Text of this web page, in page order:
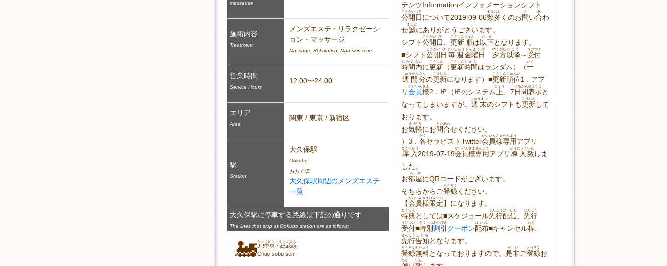
テンツInformationインフォメーションシフト
公開
こうかい
日
び
について2019-09-06数
すう
多
おお
くのお問
と
い合
あ
わ
せ誠
まこと
にありがとうございます。
シフト公開
こうかい
日
び
、 更新
こうしん
順
じゅん
は以下
いか
となります。
■シフト公開
こうかい
日
び
毎週
まいしゅう
金曜日
きんようび
夕方
ゆうがた
以降
いこう
～受付
うけつけ
時間
じかん
内
ない
に更新
こうしん
（更新
こうしん
時間
じかん
はランダム）（一
いち
週間
しゅうかん
分
ぶん
の更新
こうしん
になります）■更新
こうしん
順位
じゅんい
1．アプ
リ会員
かいいん
様
さま
2．㏋（㏋のシステム上
じょう
、7日間
にちかん
表示
ひょうじ
と
なってしまいますが、 週末
しゅうまつ
のシフトも更新
こうしん
して
おります。
お気軽
きがる
にお問合
といあわ
せください。
）3． 各
かく
セラピストTwitter会員
かいいん
様
さま
専用
せんよう
アプリ
導入
どうにゅう
2019-07-19会員
かいいん
様
さま
専用
せんよう
アプリ 導入
どうにゅう
致
いた
しま
した。
お部屋
へや
にQRコードがございます。
そちらからご登録
とうろく
ください。
【会員
かいいん
様
さま
限定
げんてい
】になります。
特典
とくてん
としては■スケジュール先行
せんこう
配信
はいしん
、 先行
せんこう
受付
うけつけ
■特別
とくべつ
割引
わりびき
クーポン配布
はいふ
■キャンセル枠
わく
、
先行
せんこう
告知
こくち
となります。
登録
とうろく
無料
むりょう
となっておりますので、 是非
ぜひ
ご登録
とうろく
お
ねが いた
masseuse
施術内容
Treatment
メンズエステ・リラクゼーシ
ョン・マッサージ
Massage, Relaxation, Man skin care
営業時間
Service Hours
12:00〜24:00
エリア
Area
関東 / 東京 / 新宿区
駅
Station
大久保駅
Ookubo
おおくぼ
大久保駅周辺のメンズエステ
一覧
大久保駅に停車する路線は下記の通りです
The lines that stop at Ookubo station are as follows:
🚂JR中央・総武線
ちゅうおう・そうぶせん
Chuo-sobu sen